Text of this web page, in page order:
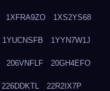
1XFRA9ZO 1XS2YS68
1YUCNSFB 1YYN7W1J
206VNFLF 20GH4EFO
226DDKTL 22R2IX7P